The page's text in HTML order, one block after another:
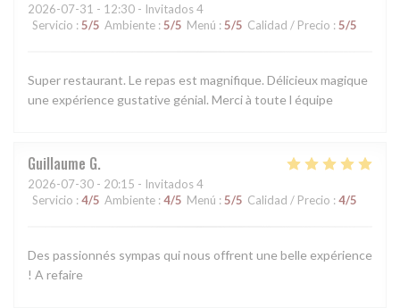
2026-07-31 - 12:30 - Invitados 4
Servicio : 5/5 Ambiente : 5/5 Menú : 5/5 Calidad / Precio : 5/5
Super restaurant. Le repas est magnifique. Délicieux magique
une expérience gustative génial. Merci à toute l équipe
Guillaume G
2026-07-30 - 20:15 - Invitados 4
Servicio : 4/5 Ambiente : 4/5 Menú : 5/5 Calidad / Precio : 4/5
Des passionnés sympas qui nous offrent une belle expérience
! A refaire